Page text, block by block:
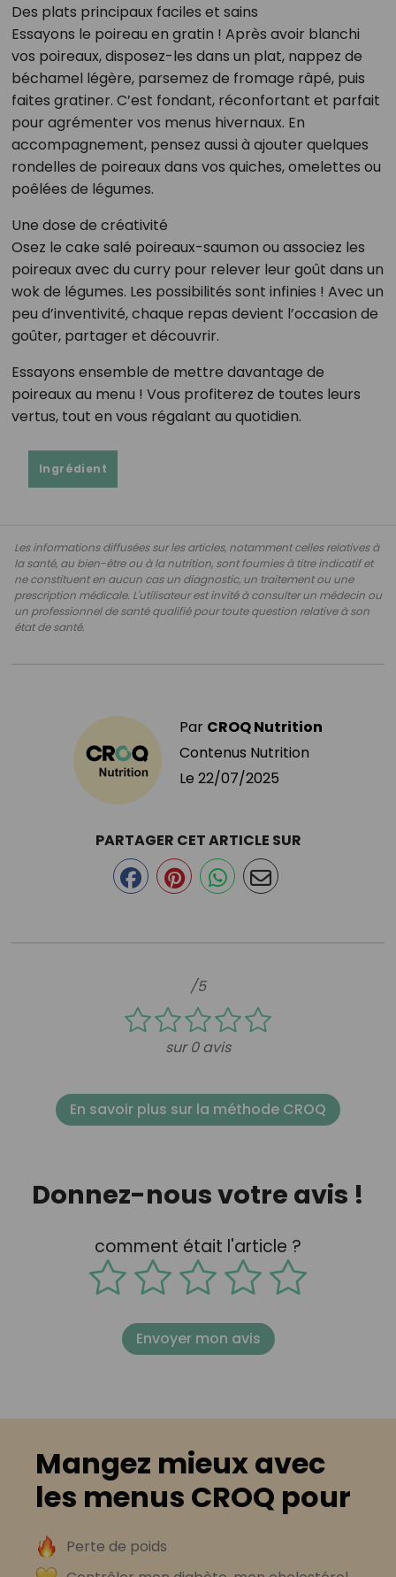
Des plats principaux faciles et sains
Essayons le poireau en gratin ! Après avoir blanchi
vos poireaux, disposez-les dans un plat, nappez de
béchamel légère, parsemez de fromage râpé, puis
faites gratiner. C’est fondant, réconfortant et parfait
pour agrémenter vos menus hivernaux. En
accompagnement, pensez aussi à ajouter quelques
rondelles de poireaux dans vos quiches, omelettes ou
poêlées de légumes.
Une dose de créativité
Osez le cake salé poireaux-saumon ou associez les
poireaux avec du curry pour relever leur goût dans un
wok de légumes. Les possibilités sont infinies ! Avec un
peu d’inventivité, chaque repas devient l’occasion de
goûter, partager et découvrir.
Essayons ensemble de mettre davantage de
poireaux au menu ! Vous profiterez de toutes leurs
vertus, tout en vous régalant au quotidien.
Ingrédient
Les informations diffusées sur les articles, notamment celles relatives à
la santé, au bien-être ou à la nutrition, sont fournies à titre indicatif et
ne constituent en aucun cas un diagnostic, un traitement ou une
prescription médicale. L'utilisateur est invité à consulter un médecin ou
un professionnel de santé qualifié pour toute question relative à son
état de santé.
Par CROQ Nutrition
Contenus Nutrition
Le 22/07/2025
/5
sur 0 avis
PARTAGER CET ARTICLE SUR
En savoir plus sur la méthode CROQ
Donnez-nous votre avis !
comment était l'article ?
Envoyer mon avis
Mangez mieux avec
les menus CROQ pour
Perte de poids